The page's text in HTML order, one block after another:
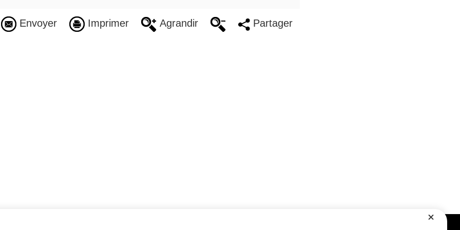
Envoyer Imprimer Agrandir Partager